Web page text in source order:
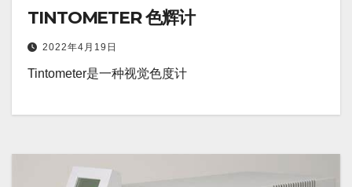
TINTOMETER 色辉计
2022年4月19日
Tintometer是一种视觉色度计